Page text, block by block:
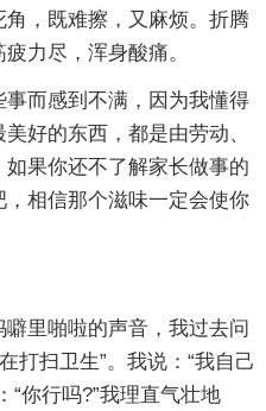
，既难擦，又麻烦。折腾
力尽，浑身酸痛。
而感到不满，因为我懂得
好的东西，都是由劳动、
果你还不了解家长做事的
相信那个滋味一定会使你
里啪啦的声音，我过去问
打扫卫生”。我说：“我自己
“你行吗?”我理直气壮地